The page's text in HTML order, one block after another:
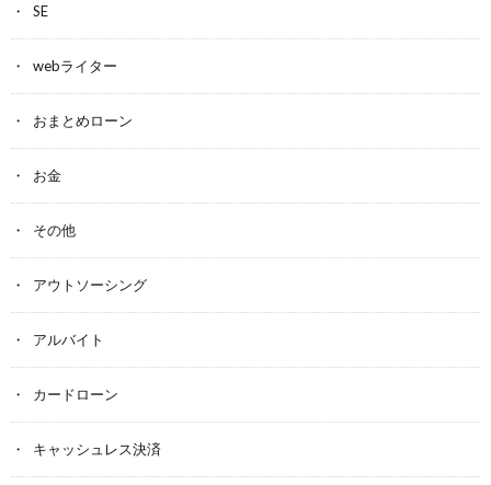
SE
webライター
おまとめローン
お金
その他
アウトソーシング
アルバイト
カードローン
キャッシュレス決済